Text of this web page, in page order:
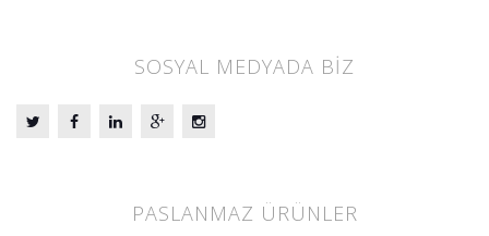
SOSYAL MEDYADA BİZ
PASLANMAZ ÜRÜNLER